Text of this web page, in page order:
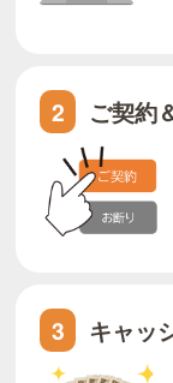
2 ご契約
3 キャッ